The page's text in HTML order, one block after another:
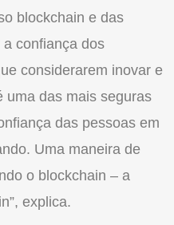
blockchain e das
confiança dos
considerarem inovar e
uma das mais seguras
das pessoas em
Uma maneira de
o blockchain – a
explica.